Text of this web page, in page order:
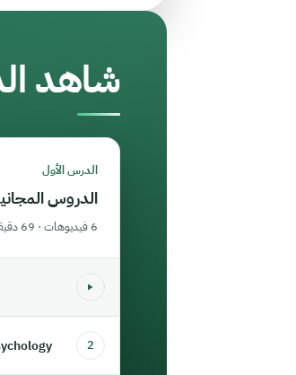
شاهد
الدرس الأول
الدروس
6 فيديوهات · 69 دقيقة
2